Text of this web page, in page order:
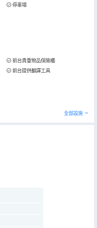
停車場
前台貴重物品保險櫃
前台提供翻譯工具
全部設施